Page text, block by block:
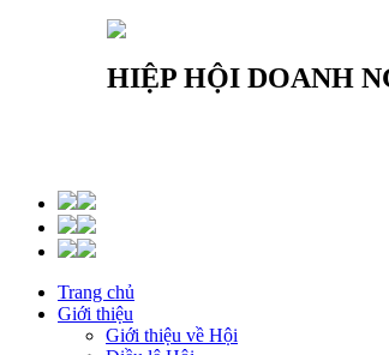
HIỆP HỘI DOANH
Trang chủ
Giới thiệu
Giới thiệu về Hội